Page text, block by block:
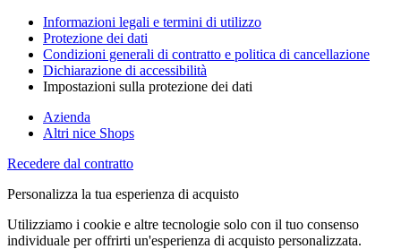
Informazioni legali e termini di utilizzo
Protezione dei dati
Condizioni generali di contratto e politica di cancellazione
Dichiarazione di accessibilità
Impostazioni sulla protezione dei dati
Azienda
Altri nice Shops
Recedere dal contratto
Personalizza la tua esperienza di acquisto
Utilizziamo i cookie e altre tecnologie solo con il tuo consenso
individuale per offrirti un'esperienza di acquisto personalizzata.